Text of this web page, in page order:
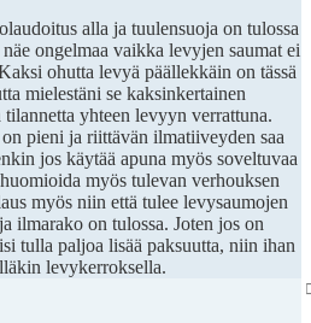
alla ja tuulensuoja on tulossa
ongelmaa vaikka levyjen saumat ei
ohutta levyä päällekkäin on tässä
mielestäni se kaksinkertainen
yhteen levyyn verrattuna.
pieni ja riittävän ilmatiiveyden saa
jos käytää apuna myös soveltuvaa
myös tulevan verhouksen
myös niin että tulee levysaumojen
ilmarako on tulossa. Joten jos on
tulla paljoa lisää paksuutta, niin ihan
levykerroksella.